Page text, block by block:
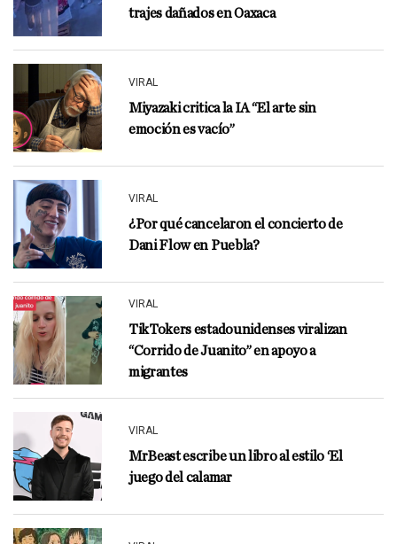
trajes dañados en Oaxaca
VIRAL
Miyazaki critica la IA “El arte sin
emoción es vacío”
VIRAL
¿Por qué cancelaron el concierto de
Dani Flow en Puebla?
VIRAL
TikTokers estadounidenses viralizan
“Corrido de Juanito” en apoyo a
migrantes
VIRAL
MrBeast escribe un libro al estilo ‘El
juego del calamar